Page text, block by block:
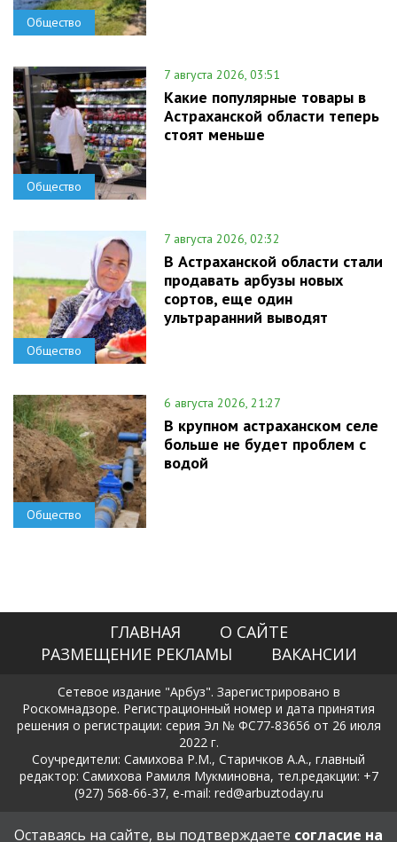
Общество
Общество
7 августа 2026, 03:51
Какие популярные товары в
Астраханской области теперь
стоят меньше
Общество
7 августа 2026, 02:32
В Астраханской области стали
продавать арбузы новых
сортов, еще один
ультраранний выводят
Общество
6 августа 2026, 21:27
В крупном астраханском селе
больше не будет проблем с
водой
ГЛАВНАЯ
О САЙТЕ
РАЗМЕЩЕНИЕ РЕКЛАМЫ
ВАКАНСИИ
Сетевое издание "Арбуз". Зарегистрировано в
Роскомнадзоре. Регистрационный номер и дата принятия
решения о регистрации: серия Эл № ФС77-83656 от 26 июля
2022 г.
Соучредители: Самихова Р.М., Старичков А.А., главный
редактор: Самихова Рамиля Мукминовна, тел.редакции: +7
(927) 568-66-37, e-mail: red@arbuztoday.ru
Политика в отношении обработки и защиты персональных
Оставаясь на сайте, вы подтверждаете согласие на